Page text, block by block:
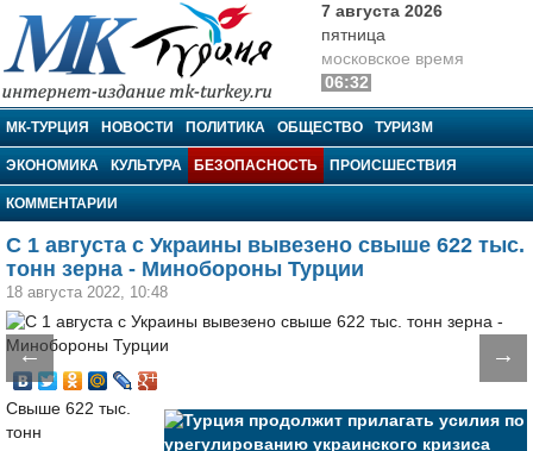
МК-Турция
7 августа 2026
пятница
московское время
06:32
МК-ТУРЦИЯ НОВОСТИ ПОЛИТИКА ОБЩЕСТВО ТУРИЗМ
ЭКОНОМИКА КУЛЬТУРА БЕЗОПАСНОСТЬ ПРОИСШЕСТВИЯ
КОММЕНТАРИИ
С 1 августа с Украины вывезено свыше 622 тыс.
тонн зерна - Минобороны Турции
18 августа 2022, 10:48
← →
Свыше 622 тыс.
тонн